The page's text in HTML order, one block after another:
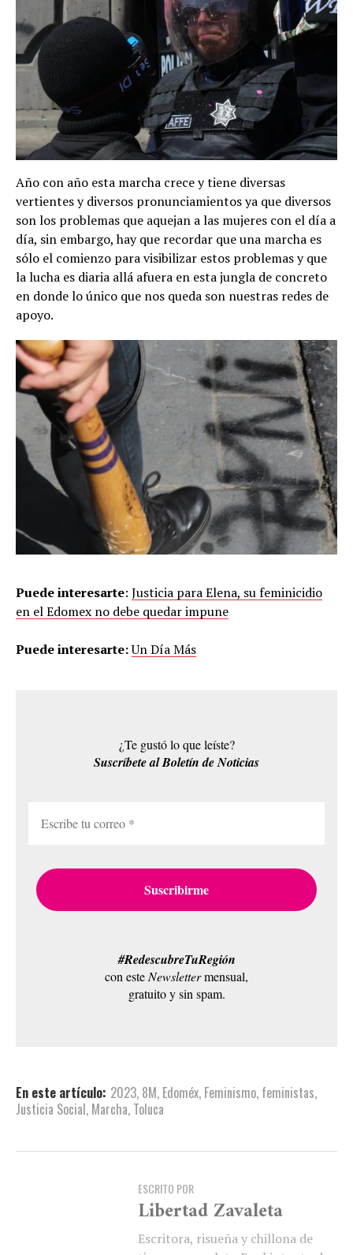
Año con año esta marcha crece y tiene diversas
vertientes y diversos pronunciamientos ya que diversos
son los problemas que aquejan a las mujeres con el día a
día, sin embargo, hay que recordar que una marcha es
sólo el comienzo para visibilizar estos problemas y que
la lucha es diaria allá afuera en esta jungla de concreto
en donde lo único que nos queda son nuestras redes de
apoyo.
Puede interesarte: Justicia para Elena, su feminicidio
en el Edomex no debe quedar impune
Puede interesarte:Un Día Más
¿Te gustó lo que leíste?
Suscríbete al Boletín de Noticias
#RedescubreTuRegión
con este Newslettermensual,
gratuito y sin spam.
En este artículo: 2023, 8M, Edoméx, Feminismo, feministas,
Justicia Social, Marcha, Toluca
ESCRITO POR
Libertad Zavaleta
Escritora, risueña y chillona de